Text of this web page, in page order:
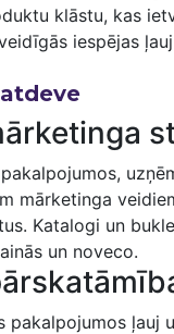
‍klāstu, ⁣kas
iespējas
mārketinga
Katalogi un
⁤un noveco.
pakalpojumos ļauj